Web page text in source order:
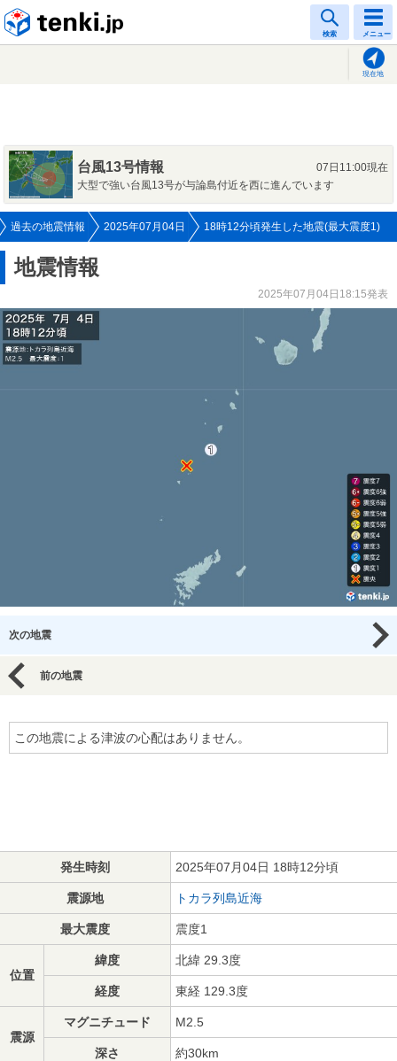
検索 メニュー
現在地
台風13号情報
07日11:00現在
大型で強い台風13号が与論島付近を西に進んでいます
過去の地震情報 2025年07月04日 18時12分頃発生した地震(最大震度1)
地震情報
2025年07月04日18:15発表
次の地震
前の地震
この地震による津波の心配はありません。
発生時刻 2025年07月04日 18時12分頃
震源地 トカラ列島近海
最大震度 震度1
位置
緯度 北緯 29.3度
経度 東経 129.3度
震源
マグニチュード M2.5
深さ 約30km